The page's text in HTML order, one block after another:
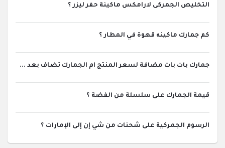
التخليص الجمركى لارامكس ماكينة حفر ليزر ؟
كم جمارك ماكينه قهوة في المطار ؟
جمارك بات بات مضافة لسعر المنتج ام الجمارك تضاف بعد ...
قيمة الجمارك على سلسلة من الفضة ؟
الرسوم الجمركية على شحنات من شي إن إلى الإمارات ؟